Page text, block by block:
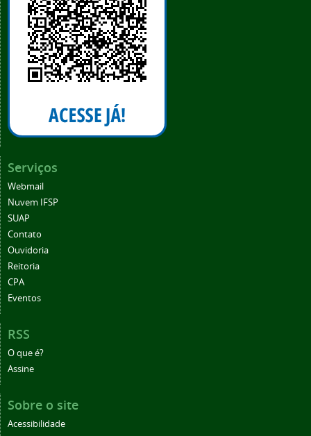
Serviços
Webmail
Nuvem IFSP
SUAP
Contato
Ouvidoria
Reitoria
CPA
Eventos
RSS
O que é?
Assine
Sobre o site
Acessibilidade